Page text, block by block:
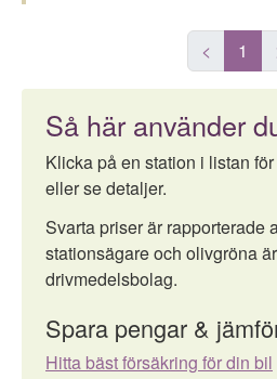
< 1
Så här använder
Klicka på en station i listan
eller se detaljer.
Svarta priser är rapporterade
stationsägare och olivgröna
drivmedelsbolag.
Spara pengar &
Hitta bäst försäkring för din bil